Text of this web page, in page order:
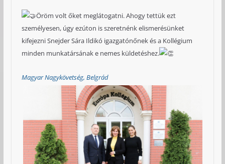
Öröm volt őket meglátogatni. Ahogy tettük ezt
személyesen, úgy ezúton is szeretnénk elismerésünket
kifejezni Snejder Sára Ildikó igazgatónőnek és a Kollégium
minden munkatársának e nemes küldetéshez.
Magyar Nagykövetség, Belgrád